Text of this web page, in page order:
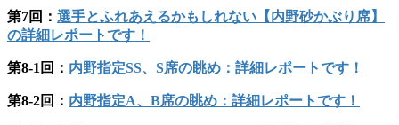
第7回： 選手とふれあえるかもしれない【内野砂かぶり席】
の詳細レポートです！
第8-1回： 内野指定SS、S席の眺め：詳細レポートです！
第8-2回： 内野指定A、B席の眺め：詳細レポートです！